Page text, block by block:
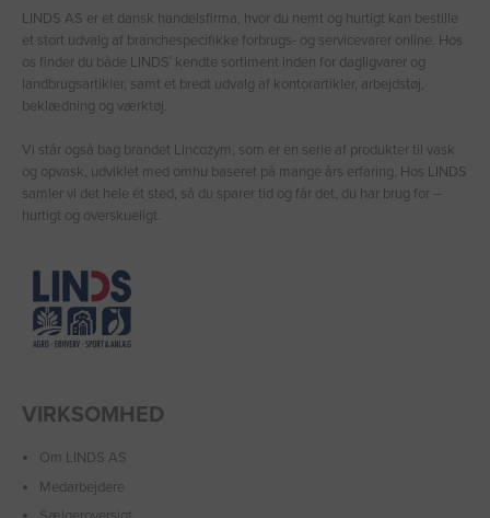
LINDS AS er et dansk handelsfirma, hvor du nemt og hurtigt kan bestille
et stort udvalg af branchespecifikke forbrugs- og servicevarer online. Hos
os finder du både LINDS′ kendte sortiment inden for dagligvarer og
landbrugsartikler, samt et bredt udvalg af kontorartikler, arbejdstøj,
beklædning og værktøj.
Vi står også bag brandet Lincozym, som er en serie af produkter til vask
og opvask, udviklet med omhu baseret på mange års erfaring. Hos LINDS
samler vi det hele ét sted, så du sparer tid og får det, du har brug for –
hurtigt og overskueligt.
VIRKSOMHED
Om LINDS AS
Medarbejdere